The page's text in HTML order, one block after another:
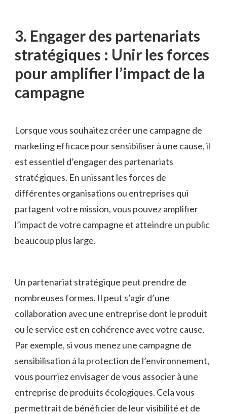
3. Engager des partenariats
stratégiques :‍ Unir les forces‍
pour⁤ amplifier l’impact de⁢ la
⁣campagne
Lorsque vous souhaitez créer ⁣une campagne de
marketing efficace pour sensibiliser à une cause, il
est ⁣essentiel‍ d’engager⁢ des partenariats
stratégiques. En unissant les​ forces de
différentes organisations ou entreprises qui
partagent votre mission, vous pouvez‍ amplifier
l’impact de ⁢votre campagne et atteindre un public
beaucoup plus ‌large.
Un partenariat stratégique peut prendre ⁢de
nombreuses⁢ formes. Il ⁤peut s’agir d’une
collaboration ⁣avec une entreprise ‍dont le produit⁣
ou le service est en cohérence avec ⁤votre cause.
Par⁢ exemple, si‍ vous menez ​une⁣ campagne de
sensibilisation ​à la protection de l’environnement,
vous ⁤pourriez envisager de vous associer à une
entreprise de produits écologiques. ⁣Cela vous‍
permettrait de bénéficier‌ de leur visibilité et de